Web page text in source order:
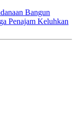
Bangun
Penajam Keluhkan